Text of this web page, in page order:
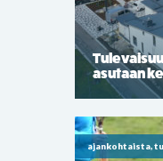
asutaan
ajankohtaista,